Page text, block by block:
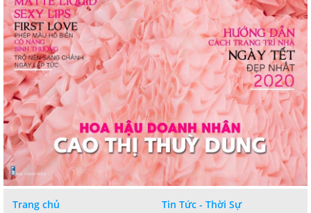
Trang chủ Tin Tức - Thời Sự